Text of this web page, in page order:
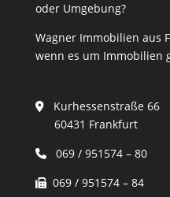
oder Umgebung?
Wagner Immobilien aus
wenn es um Immobilien
Kurhessenstraße 66
60431 Frankfurt
069 / 951574 – 80
069 / 951574 – 84